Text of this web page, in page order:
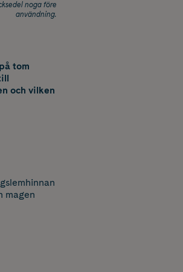
noga före
användning.
tom
och vilken
magen